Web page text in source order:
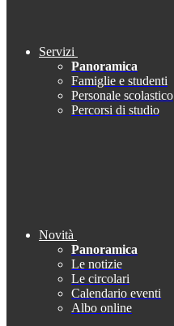
Servizi
Panoramica
Famiglie e studenti
Personale scolastico
Percorsi di studio
Novità
Panoramica
Le notizie
Le circolari
Calendario eventi
Albo online